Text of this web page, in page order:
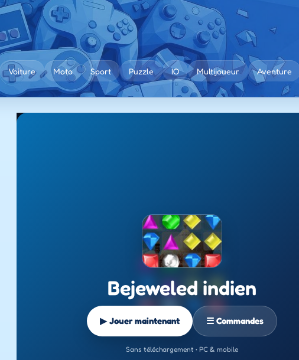
Voiture Moto Sport Puzzle IO Multijoueur Aventure
Bejeweled indien
▶ Jouer maintenant ☰ Commandes
Sans téléchargement • PC & mobile